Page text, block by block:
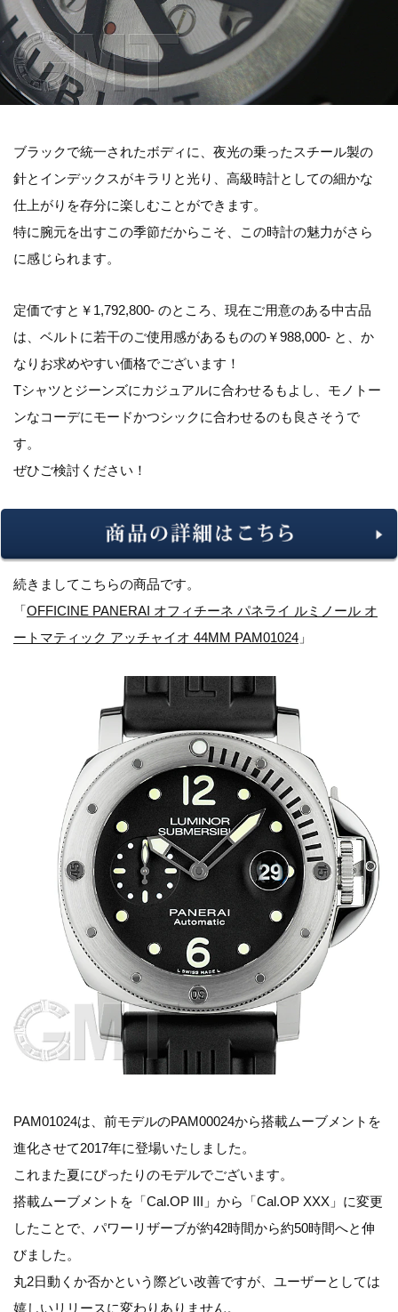
ブラックで統一されたボディに、夜光の乗ったスチール製の
針とインデックスがキラリと光り、高級時計としての細かな
仕上がりを存分に楽しむことができます。
特に腕元を出すこの季節だからこそ、この時計の魅力がさら
に感じられます。
定価ですと￥1,792,800- のところ、現在ご用意のある中古品
は、ベルトに若干のご使用感があるものの￥988,000- と、か
なりお求めやすい価格でございます！
Tシャツとジーンズにカジュアルに合わせるもよし、モノトー
ンなコーデにモードかつシックに合わせるのも良さそうで
す。
ぜひご検討ください！
続きましてこちらの商品です。
「OFFICINE PANERAI オフィチーネ パネライ ルミノール オ
ートマティック アッチャイオ 44MM PAM01024 」
PAM01024は、前モデルのPAM00024から搭載ムーブメントを
進化させて2017年に登場いたしました。
これまた夏にぴったりのモデルでございます。
搭載ムーブメントを「Cal.OP III」から「Cal.OP XXX」に変更
したことで、パワーリザーブが約42時間から約50時間へと伸
びました。
丸2日動くか否かという際どい改善ですが、ユーザーとしては
嬉しいリリースに変わりありません。